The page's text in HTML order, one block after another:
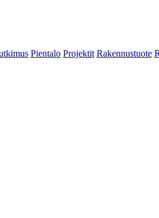
Pientalo Projektit Rakennustuote